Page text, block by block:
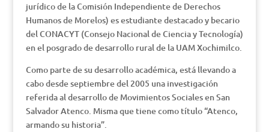
jurídico de la Comisión Independiente de Derechos
Humanos de Morelos) es estudiante destacado y becario
del CONACYT (Consejo Nacional de Ciencia y Tecnología)
en el posgrado de desarrollo rural de la UAM Xochimilco.
Como parte de su desarrollo académica, está llevando a
cabo desde septiembre del 2005 una investigación
referida al desarrollo de Movimientos Sociales en San
Salvador Atenco. Misma que tiene como título “Atenco,
armando su historia”.